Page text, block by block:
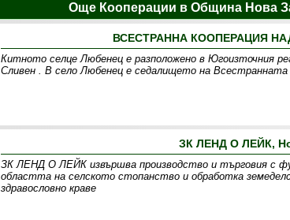
Още Кооперации в Община Нова
ВСЕСТРАННА КООПЕРАЦИЯ
Китното селце Любенец е разположено в Югоизточния
Сливен . В село Любенец е седалището на Всестранната
ЗК ЛЕНД О ЛЕЙК,
ЗК ЛЕНД О ЛЕЙК извършва производство и търговия с
областта на селското стопанство и обработка
здравословно краве